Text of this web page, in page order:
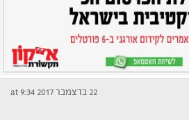
22 בדצמבר 2017 at 9:34